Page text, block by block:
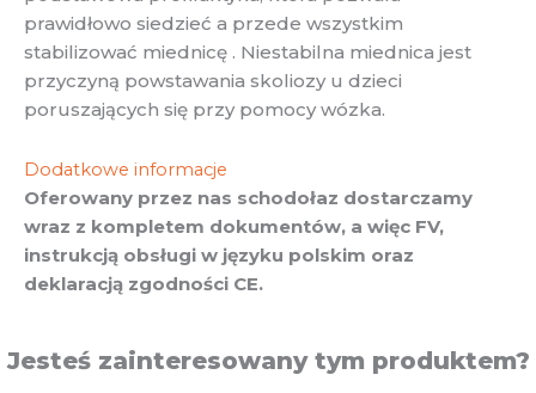
prawidłowo siedzieć a przede wszystkim
stabilizować miednicę . Niestabilna miednica jest
przyczyną powstawania skoliozy u dzieci
poruszających się przy pomocy wózka.
Dodatkowe informacje
Oferowany przez nas schodołaz dostarczamy
wraz z kompletem dokumentów, a więc FV,
instrukcją obsługi w języku polskim oraz
deklaracją zgodności CE.
Jesteś zainteresowany tym produktem?